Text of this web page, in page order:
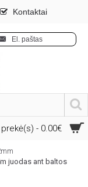
Kontaktai
El. paštas
prekė(s) - 0.00€
juodas ant baltos